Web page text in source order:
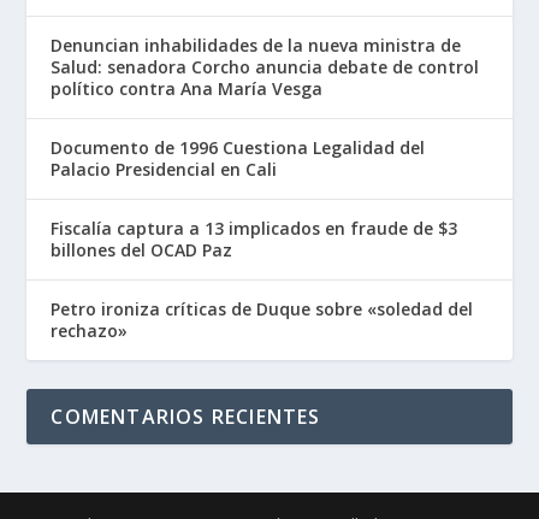
Denuncian inhabilidades de la nueva ministra de
Salud: senadora Corcho anuncia debate de control
político contra Ana María Vesga
Documento de 1996 Cuestiona Legalidad del
Palacio Presidencial en Cali
Fiscalía captura a 13 implicados en fraude de $3
billones del OCAD Paz
Petro ironiza críticas de Duque sobre «soledad del
rechazo»
COMENTARIOS RECIENTES